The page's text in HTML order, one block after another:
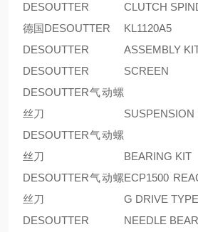
DESOUTTER
CLUTCH
德国DESOUTTER
KL1120A5
DESOUTTER
ASSEMBLY
DESOUTTER
SCREEN
DESOUTTER气动螺
丝刀
SUSPENSION
DESOUTTER气动螺
丝刀
BEARING KIT
DESOUTTER气动螺
丝刀
ECP1500
G DRIVE TYPE
DESOUTTER
NEEDLE